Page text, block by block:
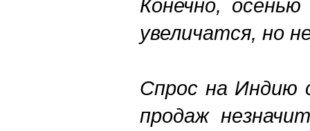
Конечно,
увеличатся, но
Спрос на Индию
продаж